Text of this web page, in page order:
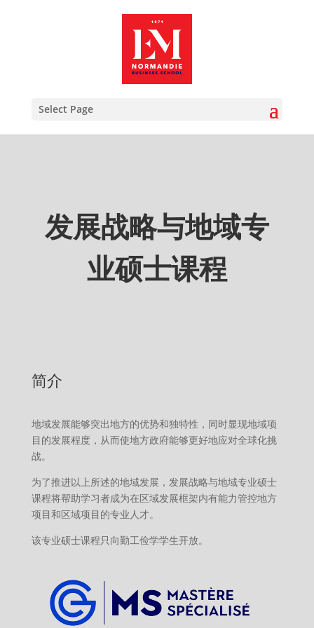
Select Page
发展战略与地域专
业硕士课程
简介
地域发展能够突出地方的优势和独特性，同时显现地域项
目的发展程度，从而使地方政府能够更好地应对全球化挑
战。
为了推进以上所述的地域发展，发展战略与地域专业硕士
课程将帮助学习者成为在区域发展框架内有能力管控地方
项目和区域项目的专业人才。
该专业硕士课程只向勤工俭学学生开放。